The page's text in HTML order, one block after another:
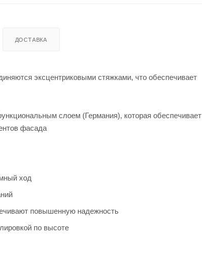
ДОСТАВКА
эксцентриковыми стяжками, что обеспечивает
слоем (Германия), которая обеспечивает
фасада
ход
повышенную надежность
по высоте